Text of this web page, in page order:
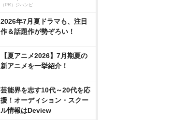
（PR）ジハンピ
2026年7月夏ドラマも、注目
作＆話題作が勢ぞろい！
【夏アニメ2026】7月期夏の
新アニメを一挙紹介！
芸能界を志す10代～20代を応
援！オーディション・スクー
ル情報はDeview